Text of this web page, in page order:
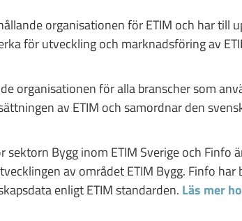
organisationen för ETIM och har till
för utveckling och marknadsföring av
organisationen för alla branscher som
av ETIM och samordnar den
Bygg inom ETIM Sverige och Finfo
av området ETIM Bygg. Finfo
enligt ETIM standarden. Läs mer